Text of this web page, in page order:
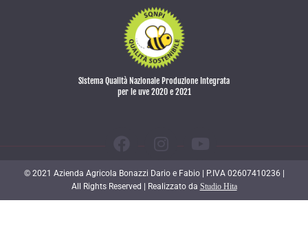
Sistema Qualità Nazionale Produzione Integrata
per le uve 2020 e 2021
© 2021 Azienda Agricola Bonazzi Dario e Fabio | P.IVA 02607410236 |
All Rights Reserved | Realizzato da Studio Hita